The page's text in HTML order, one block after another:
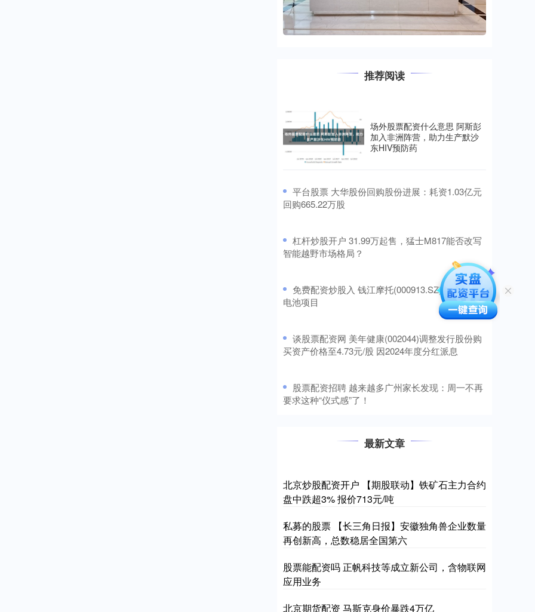
推荐阅读
场外股票配资什么意思 阿斯彭
加入非洲阵营，助力生产默沙
东HIV预防药
​平台股票 大华股份回购股份进展：耗资1.03亿元
回购665.22万股
​杠杆炒股开户 31.99万起售，猛士M817能否改写
智能越野市场格局？
​免费配资炒股入 钱江摩托(000913.SZ)没有固态
电池项目
​谈股票配资网 美年健康(002044)调整发行股份购
买资产价格至4.73元/股 因2024年度分红派息
​股票配资招聘 越来越多广州家长发现：周一不再
要求这种“仪式感”了！
最新文章
北京炒股配资开户 【期股联动】铁矿石主力合约
盘中跌超3% 报价713元/吨
私募的股票 【长三角日报】安徽独角兽企业数量
再创新高，总数稳居全国第六
股票能配资吗 正帆科技等成立新公司，含物联网
应用业务
北京期货配资 马斯克身价暴跌4万亿